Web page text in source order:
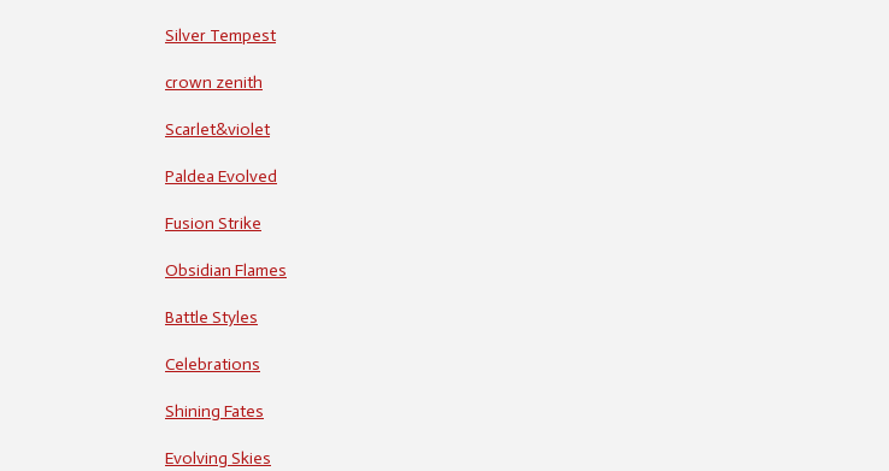
Silver Tempest
crown zenith
Scarlet&violet
Paldea Evolved
Fusion Strike
Obsidian Flames
Battle Styles
Celebrations
Shining Fates
Evolving Skies